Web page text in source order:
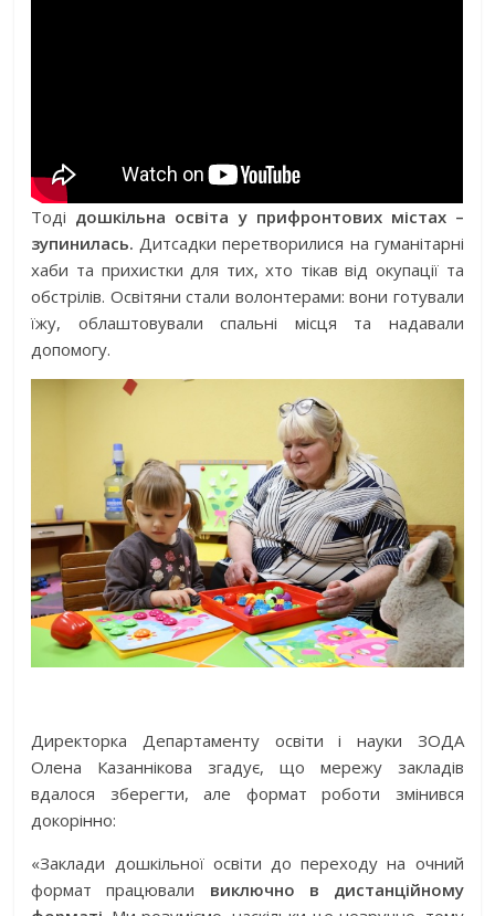
Тоді дошкільна освіта у прифронтових містах –
зупинилась. Дитсадки перетворилися на гуманітарні
хаби та прихистки для тих, хто тікав від окупації та
обстрілів. Освітяни стали волонтерами: вони готували
їжу, облаштовували спальні місця та надавали
допомогу.
Директорка Департаменту освіти і науки ЗОДА
Олена Казаннікова згадує, що мережу закладів
вдалося зберегти, але формат роботи змінився
докорінно:
«Заклади дошкільної освіти до переходу на очний
формат працювали виключно в дистанційному